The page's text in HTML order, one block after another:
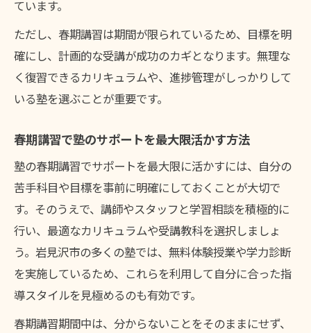
ています。
ただし、春期講習は期間が限られているため、目標を明
確にし、計画的な受講が成功のカギとなります。無理な
く復習できるカリキュラムや、進捗管理がしっかりして
いる塾を選ぶことが重要です。
春期講習で塾のサポートを最大限活かす方法
塾の春期講習でサポートを最大限に活かすには、自分の
苦手科目や目標を事前に明確にしておくことが大切で
す。そのうえで、講師やスタッフと学習相談を積極的に
行い、最適なカリキュラムや受講教科を選択しましょ
う。岩見沢市の多くの塾では、無料体験授業や学力診断
を実施しているため、これらを利用して自分に合った指
導スタイルを見極めるのも有効です。
春期講習期間中は、分からないことをそのままにせず、